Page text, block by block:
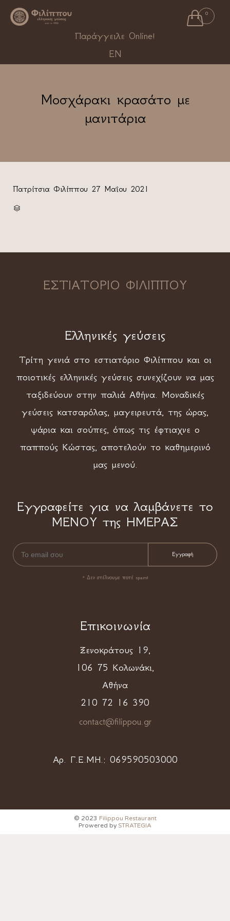
 0
Παράγγειλε Online!
EN
Μοσχάρακι κρασάτο με
μανιτάρια
Πατρίτσια Φιλίππου 27 Μαΐου 2021

ΕΣΤΙΑΤΟΡΙΟ ΦΙΛΙΠΠΟΥ
Ελληνικές γεύσεις
Τρίτη γενιά στο εστιατόριο Φιλίππου και οι
ποιοτικές ελληνικές γεύσεις συνεχίζουν να μας
ταξιδεύουν στην παλιά Αθήνα. Μοναδικές
γεύσεις κατσαρόλας, μαγειρευτά, της ώρας,
ψάρια και σούπες, όπως τις έφτιαχνε ο
παππούς Κώστας, αποτελούν το καθημερινό
μας μενού.
Εγγραφείτε για να λαμβάνετε το
ΜΕΝΟΥ της ΗΜΕΡΑΣ
* Δεν στέλνουμε ποτέ spam!
Επικοινωνία
Ξενοκράτους 19,
106 75 Κολωνάκι,
Αθήνα
210 72 16 390
contact@filippou.gr
Αρ. Γ.Ε.ΜΗ.: 069590503000
© 2023 Filippou Restaurant
Prowered by STRATEGIA